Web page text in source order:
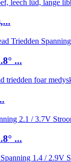
...
...